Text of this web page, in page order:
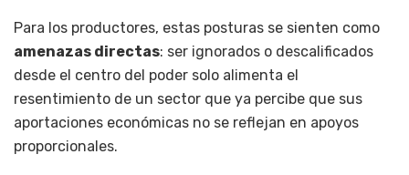
Para los productores, estas posturas se sienten como
amenazas directas: ser ignorados o descalificados
desde el centro del poder solo alimenta el
resentimiento de un sector que ya percibe que sus
aportaciones económicas no se reflejan en apoyos
proporcionales.